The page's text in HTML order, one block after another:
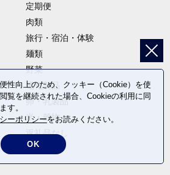
定期便
肉類
旅行・宿泊・体験
麺類
野菜
電化製品
卵・乳製品
米・穀物
返礼品なし
性向上のため、クッキー（Cookie）を使
覧を継続された場合、Cookieの利用に同
す。
ーポリシーをお読みください。
OK